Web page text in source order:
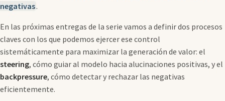
negativas.
En las próximas entregas de la serie vamos a definir dos procesos
claves con los que podemos ejercer ese control
sistemáticamente para maximizar la generación de valor: el
steering, cómo guiar al modelo hacia alucinaciones positivas, y el
backpressure, cómo detectar y rechazar las negativas
eficientemente.